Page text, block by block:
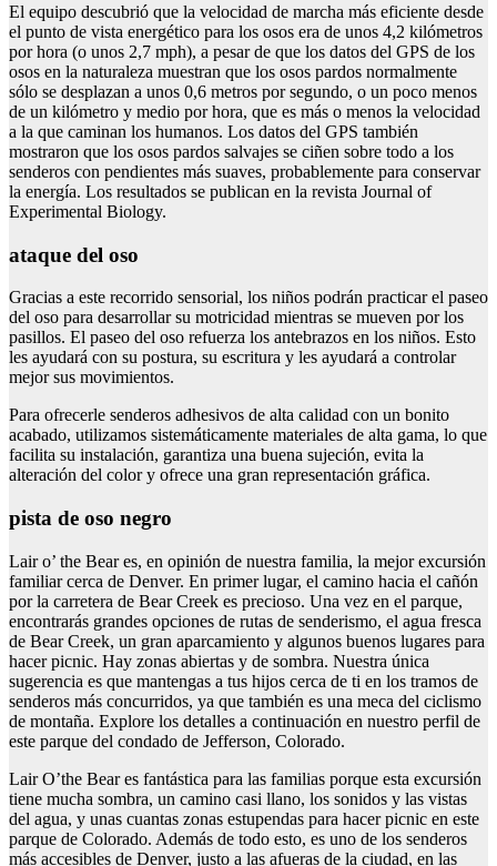
El equipo descubrió que la velocidad de marcha más eficiente desde
el punto de vista energético para los osos era de unos 4,2 kilómetros
por hora (o unos 2,7 mph), a pesar de que los datos del GPS de los
osos en la naturaleza muestran que los osos pardos normalmente
sólo se desplazan a unos 0,6 metros por segundo, o un poco menos
de un kilómetro y medio por hora, que es más o menos la velocidad
a la que caminan los humanos. Los datos del GPS también
mostraron que los osos pardos salvajes se ciñen sobre todo a los
senderos con pendientes más suaves, probablemente para conservar
la energía. Los resultados se publican en la revista Journal of
Experimental Biology.
ataque del oso
Gracias a este recorrido sensorial, los niños podrán practicar el paseo
del oso para desarrollar su motricidad mientras se mueven por los
pasillos. El paseo del oso refuerza los antebrazos en los niños. Esto
les ayudará con su postura, su escritura y les ayudará a controlar
mejor sus movimientos.
Para ofrecerle senderos adhesivos de alta calidad con un bonito
acabado, utilizamos sistemáticamente materiales de alta gama, lo que
facilita su instalación, garantiza una buena sujeción, evita la
alteración del color y ofrece una gran representación gráfica.
pista de oso negro
Lair o’ the Bear es, en opinión de nuestra familia, la mejor excursión
familiar cerca de Denver. En primer lugar, el camino hacia el cañón
por la carretera de Bear Creek es precioso. Una vez en el parque,
encontrarás grandes opciones de rutas de senderismo, el agua fresca
de Bear Creek, un gran aparcamiento y algunos buenos lugares para
hacer picnic. Hay zonas abiertas y de sombra. Nuestra única
sugerencia es que mantengas a tus hijos cerca de ti en los tramos de
senderos más concurridos, ya que también es una meca del ciclismo
de montaña. Explore los detalles a continuación en nuestro perfil de
este parque del condado de Jefferson, Colorado.
Lair O’the Bear es fantástica para las familias porque esta excursión
tiene mucha sombra, un camino casi llano, los sonidos y las vistas
del agua, y unas cuantas zonas estupendas para hacer picnic en este
parque de Colorado. Además de todo esto, es uno de los senderos
más accesibles de Denver, justo a las afueras de la ciudad, en las